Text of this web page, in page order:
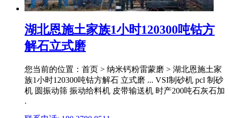
湖北恩施土家族1小时120300吨钴方
解石立式磨
您当前的位置：首页 > 纳米钙粉雷蒙磨 > 湖北恩施土家
族1小时120300吨钴方解石 立式磨 ... VSI制砂机 pcl 制砂
机 圆振动筛 振动给料机 皮带输送机 时产200吨石灰石加
.